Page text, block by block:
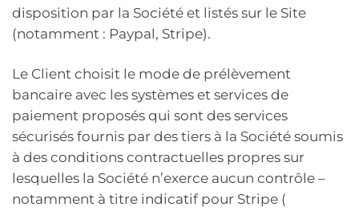
disposition par la Société et listés sur le Site
(notamment : Paypal, Stripe).
Le Client choisit le mode de prélèvement
bancaire avec les systèmes et services de
paiement proposés qui sont des services
sécurisés fournis par des tiers à la Société soumis
à des conditions contractuelles propres sur
lesquelles la Société n’exerce aucun contrôle –
notamment à titre indicatif pour Stripe (